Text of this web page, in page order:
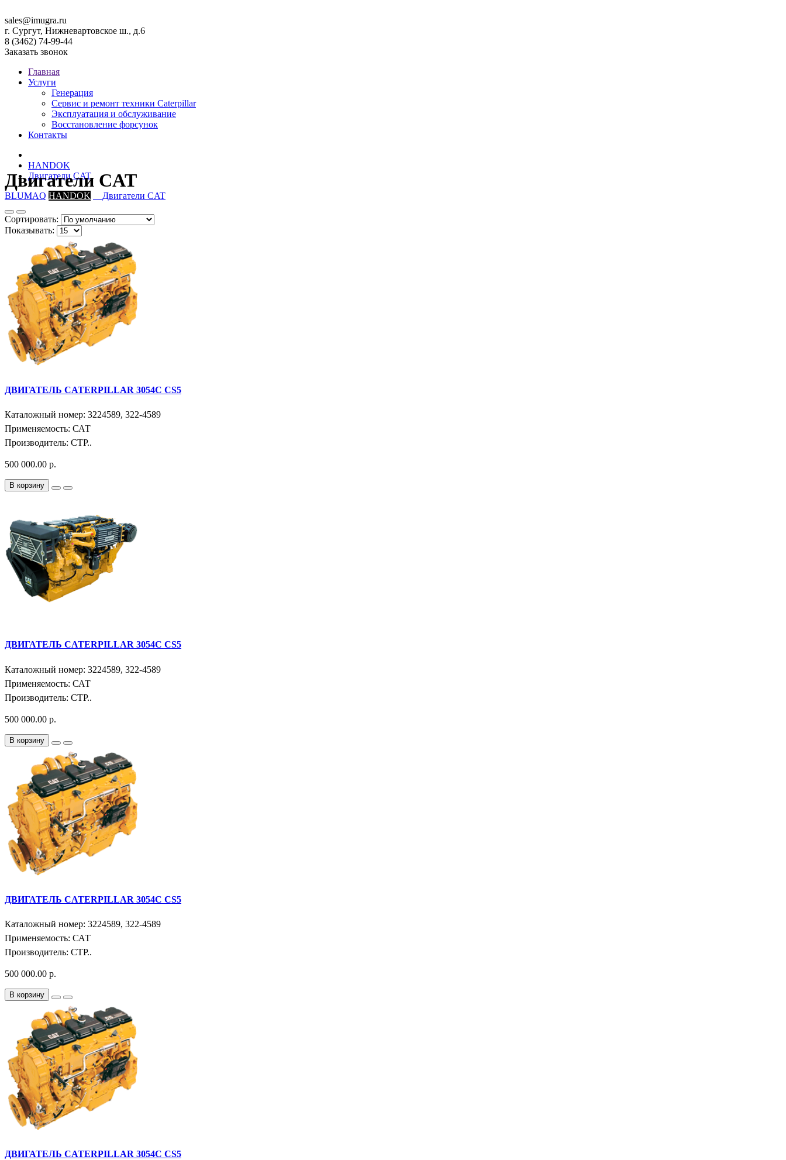
sales@imugra.ru
г. Сургут, Нижневартовское ш., д.6
8 (3462) 74-99-44
Заказать звонок
Главная
Услуги
Генерация
Сервис и ремонт техники Caterpillar
Эксплуатация и обслуживание
Восстановление форсунок
Контакты
HANDOK
Двигатели CAT
BLUMAQ HANDOK Двигатели CAT
Двигатели CAT
Сортировать:
Показывать:
ДВИГАТЕЛЬ CATERPILLAR 3054C CS5
Каталожный номер: 3224589, 322-4589
Применяемость: САТ
Производитель: СТР..
500 000.00 р.
В корзину
ДВИГАТЕЛЬ CATERPILLAR 3054C CS5
Каталожный номер: 3224589, 322-4589
Применяемость: САТ
Производитель: СТР..
500 000.00 р.
В корзину
ДВИГАТЕЛЬ CATERPILLAR 3054C CS5
Каталожный номер: 3224589, 322-4589
Применяемость: САТ
Производитель: СТР..
500 000.00 р.
В корзину
ДВИГАТЕЛЬ CATERPILLAR 3054C CS5